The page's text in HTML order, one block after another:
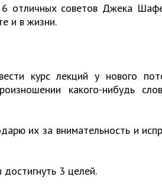
отличных советов Джека
и в жизни.
курс лекций у нового
какого-нибудь
их за внимательность и
3 целей.